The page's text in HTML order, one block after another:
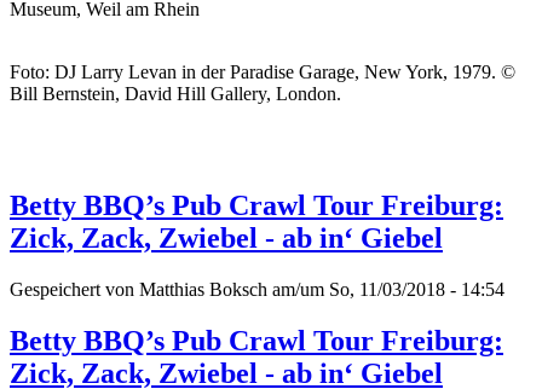
Museum, Weil am Rhein
Foto: DJ Larry Levan in der Paradise Garage, New York, 1979. ©
Bill Bernstein, David Hill Gallery, London.
Betty BBQ’s Pub Crawl Tour Freiburg:
Zick, Zack, Zwiebel - ab in‘ Giebel
Gespeichert von Matthias Boksch am/um So, 11/03/2018 - 14:54
Betty BBQ’s Pub Crawl Tour Freiburg:
Zick, Zack, Zwiebel - ab in‘ Giebel